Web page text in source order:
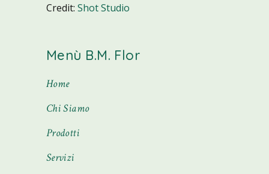
Credit:Shot Studio
Menù B.M. Flor
Home
Chi Siamo
Prodotti
Servizi